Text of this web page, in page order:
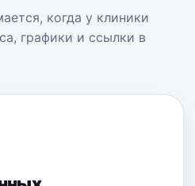
когда у клиники
графики и ссылки в